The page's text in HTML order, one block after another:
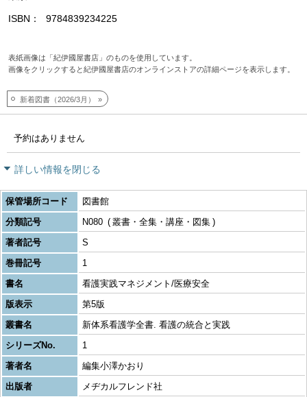
ISBN 9784839234225
表紙画像は「紀伊國屋書店」のものを使用しています。
画像をクリックすると紀伊國屋書店のオンラインストアの詳細ページを表示します。
新着図書（2026/3月）
予約はありません
詳しい情報を閉じる
保管場所コード
図書館
分類記号
N080
叢書・全集・講座・図集
著者記号
S
巻冊記号
1
書名
看護実践マネジメント/医療安全
版表示
第5版
叢書名
新体系看護学全書. 看護の統合と実践
シリーズNo.
1
著者名
編集小澤かおり
出版者
メヂカルフレンド社